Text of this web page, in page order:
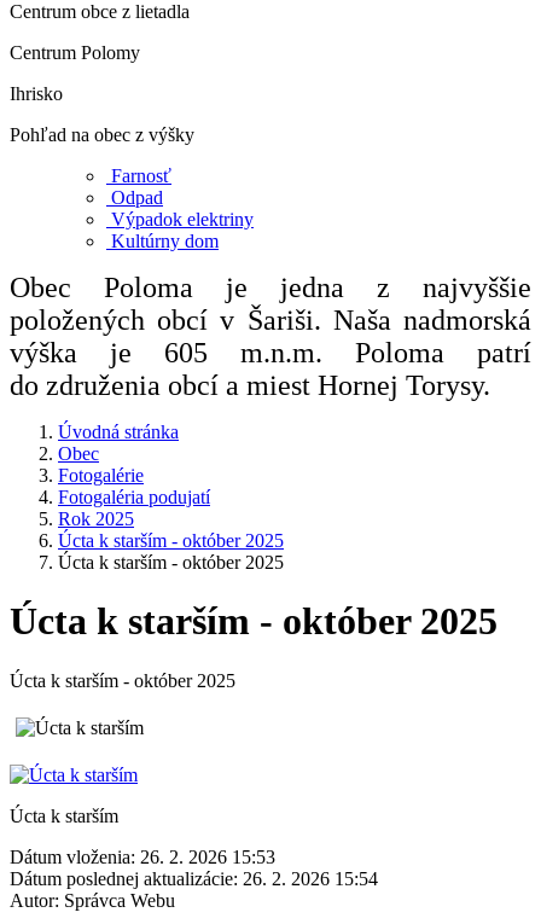
Centrum obce z lietadla
Centrum Polomy
Ihrisko
Pohľad na obec z výšky
Farnosť
Odpad
Výpadok elektriny
Kultúrny dom
Obec Poloma je jedna z najvyššie
položených obcí v Šariši. Naša nadmorská
výška je 605 m.n.m. Poloma patrí
do združenia obcí a miest Hornej Torysy.
Úvodná stránka
Obec
Fotogalérie
Fotogaléria podujatí
Rok 2025
Úcta k starším - október 2025
Úcta k starším - október 2025
Úcta k starším - október 2025
Úcta k starším - október 2025
Úcta k starším
Dátum vloženia: 26. 2. 2026 15:53
Dátum poslednej aktualizácie: 26. 2. 2026 15:54
Autor: Správca Webu